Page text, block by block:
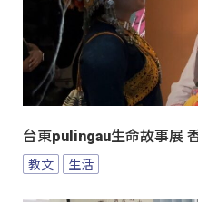
台東pulingau生命故事展
教文 生活